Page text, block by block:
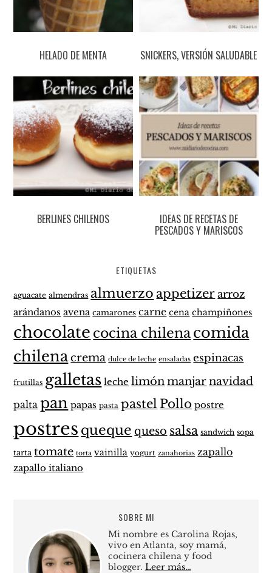
HELADO DE MENTA SNICKERS, VERSIÓN SALUDABLE
BERLINES CHILENOS IDEAS DE RECETAS DE
PESCADOS Y MARISCOS
ETIQUETAS
aguacate almendras almuerzo appetizer arroz
arándanos avena camarones carne cena champiñones
chocolate cocina chilenacomida
chilenacrema dulce de leche ensaladas espinacas
frutillas galletas leche limónmanjarnavidad
palta pan papas pasta pastel Pollo postre
postres queque queso salsa sandwich sopa
tarta tomate torta vainilla yogurt zanahorias zapallo
zapallo italiano
SOBRE MI
Mi nombre es Carolina Rojas,
vivo en Atlanta, soy mamá,
cocinera chilena y food
blogger. Leer más…